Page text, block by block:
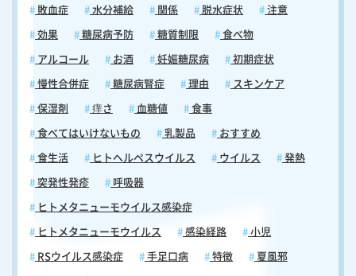
詳細を知りたい方は、どうぞお気軽にお問い合わせください。 当日の順
敗血症 水分補給 関係 脱水症状 注意
効果 糖尿病予防 糖質制限 食べ物
アルコール お酒 妊娠糖尿病 初期症状
慢性合併症 糖尿病腎症 理由 スキンケア
保湿剤 痒さ 血糖値 食事
食べてはいけないもの 乳製品 おすすめ
食生活 ヒトヘルペスウイルス ウイルス 発熱
突発性発疹 呼吸器
ヒトメタニューモウイルス感染症
ヒトメタニューモウイルス 感染経路 小児
RSウイルス感染症 手足口病 特徴 夏風邪